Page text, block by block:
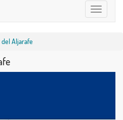
Toggle
navigation
del Aljarafe